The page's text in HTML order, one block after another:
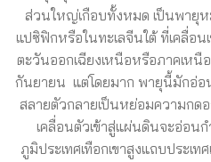
ส่วนใหญ่เกือบทั้งหมด เป็นพายุ
แปซิฟิกหรือในทะเลจีนใต้ ที่เคลื่อน
ตะวันออกเฉียงเหนือหรือภาคเหนื
กันยายน แต่โดยมาก พายุนี้มักอ่อ
สลายตัวกลายเป็นหย่อมความกด
เคลื่อนตัวเข้าสู่แผ่นดินจะอ่อน
ภูมิประเทศเทือกเขาสูงแถบประเท